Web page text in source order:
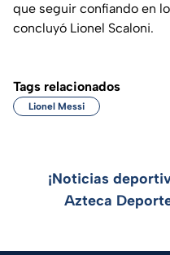
que seguir confiando en
concluyó Lionel Scaloni.
Tags relacionados
Lionel Messi
¡Noticias
Azteca